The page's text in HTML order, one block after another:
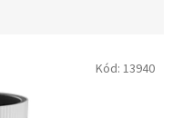
Kód: 13940